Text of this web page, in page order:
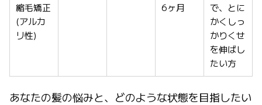
縮毛矯正
(アルカ
リ性)
6ヶ月
で、とに
かくしっ
かりくせ
を伸ばし
たい方
あなたの髪の悩みと、どのような状態を目指したい